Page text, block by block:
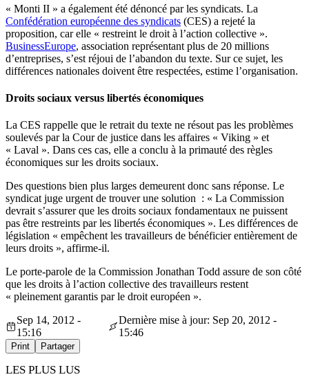
« Monti II » a également été dénoncé par les syndicats. La
Confédération européenne des syndicats (CES) a rejeté la
proposition, car elle « restreint le droit à l’action collective ».
BusinessEurope, association représentant plus de 20 millions
d’entreprises, s’est réjoui de l’abandon du texte. Sur ce sujet, les
différences nationales doivent être respectées, estime l’organisation.
Droits sociaux versus libertés économiques
La CES rappelle que le retrait du texte ne résout pas les problèmes
soulevés par la Cour de justice dans les affaires « Viking » et
« Laval ». Dans ces cas, elle a conclu à la primauté des règles
économiques sur les droits sociaux.
Des questions bien plus larges demeurent donc sans réponse. Le
syndicat juge urgent de trouver une solution : « La Commission
devrait s’assurer que les droits sociaux fondamentaux ne puissent
pas être restreints par les libertés économiques ». Les différences de
législation « empêchent les travailleurs de bénéficier entièrement de
leurs droits », affirme-il.
Le porte-parole de la Commission Jonathan Todd assure de son côté
que les droits à l’action collective des travailleurs restent
« pleinement garantis par le droit européen ».
Sep 14, 2012 -
15:16
Dernière mise à jour: Sep 20, 2012 -
15:46
Print Partager
LES PLUS LUS